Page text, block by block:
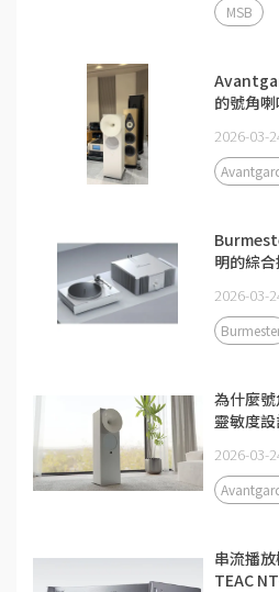
MSB
的號角喇
2026-03-
明的綜
2026-03-
為什麼
靈敏度
2026-03-
串流播
TEAC